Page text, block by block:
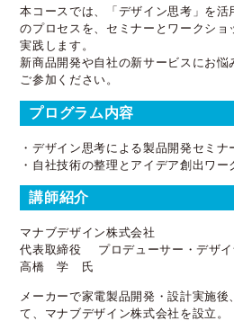
本コースでは、「デザイン思考」を活
のプロセスを、セミナーとワークシ
実践します。
新商品開発や自社の新サービスにお
ご参加ください。
プログラム内容
・デザイン思考による製品開発セミナ
・自社技術の整理とアイデア創出ワー
講師紹介
マナブデザイン株式会社
代表取締役 プロデューサー・デザイ
高橋 学 氏
メーカーで家電製品開発・設計実施
て、マナブデザイン株式会社を設立。